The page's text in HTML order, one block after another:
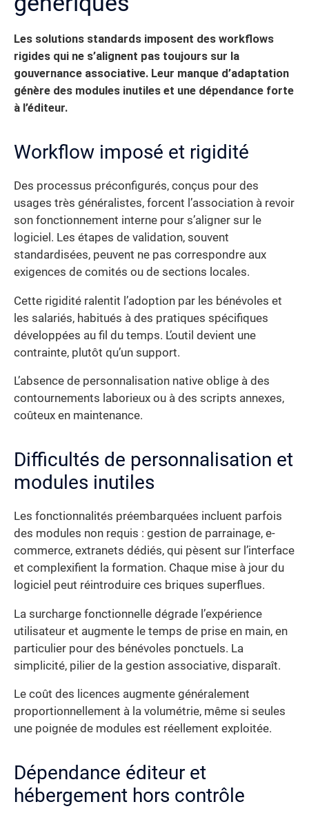
Les solutions standards imposent des workflows
rigides qui ne s’alignent pas toujours sur la
gouvernance associative. Leur manque d’adaptation
génère des modules inutiles et une dépendance forte
à l’éditeur.
Workflow imposé et rigidité
Des processus préconfigurés, conçus pour des
usages très généralistes, forcent l’association à revoir
son fonctionnement interne pour s’aligner sur le
logiciel. Les étapes de validation, souvent
standardisées, peuvent ne pas correspondre aux
exigences de comités ou de sections locales.
Cette rigidité ralentit l’adoption par les bénévoles et
les salariés, habitués à des pratiques spécifiques
développées au fil du temps. L’outil devient une
contrainte, plutôt qu’un support.
L’absence de personnalisation native oblige à des
contournements laborieux ou à des scripts annexes,
coûteux en maintenance.
Difficultés de personnalisation et
modules inutiles
Les fonctionnalités préembarquées incluent parfois
des modules non requis : gestion de parrainage, e-
commerce, extranets dédiés, qui pèsent sur l’interface
et complexifient la formation. Chaque mise à jour du
logiciel peut réintroduire ces briques superflues.
La surcharge fonctionnelle dégrade l’expérience
utilisateur et augmente le temps de prise en main, en
particulier pour des bénévoles ponctuels. La
simplicité, pilier de la gestion associative, disparaît.
Le coût des licences augmente généralement
proportionnellement à la volumétrie, même si seules
une poignée de modules est réellement exploitée.
Dépendance éditeur et
hébergement hors contrôle